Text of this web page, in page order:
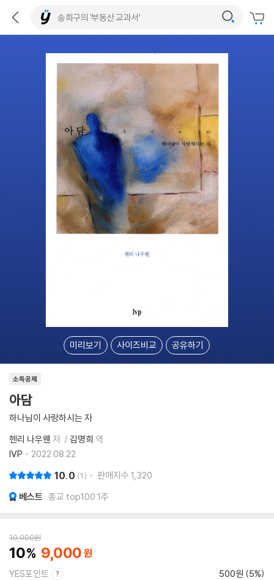
미리보기 사이즈비교 공유하기
소득공제
아담
하나님이 사랑하시는 자
헨리 나우웬 저 김명희 역
IVP
2022.08.22.
10.0 1 판매지수 1,320
베스트 종교 top100 1주
10,000원
10 9,000
YES포인트 500원 (5%)